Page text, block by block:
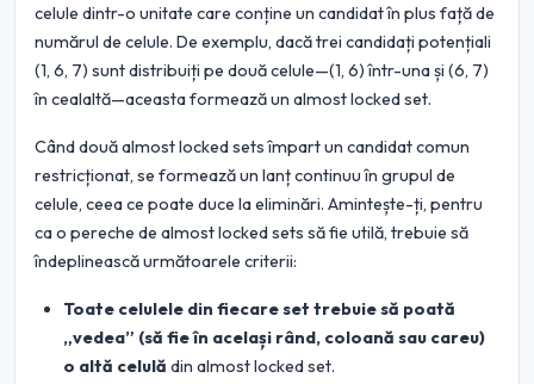
celule dintr-o unitate care conține un candidat în plus față de
numărul de celule. De exemplu, dacă trei candidați potențiali
(1, 6, 7) sunt distribuiți pe două celule—(1, 6) într-una și (6, 7)
în cealaltă—aceasta formează un almost locked set.
Când două almost locked sets împart un candidat comun
restricționat, se formează un lanț continuu în grupul de
celule, ceea ce poate duce la eliminări. Amintește-ți, pentru
ca o pereche de almost locked sets să fie utilă, trebuie să
îndeplinească următoarele criterii:
Toate celulele din fiecare set trebuie să poată
„vedea” (să fie în același rând, coloană sau careu)
o altă celulă din almost locked set.